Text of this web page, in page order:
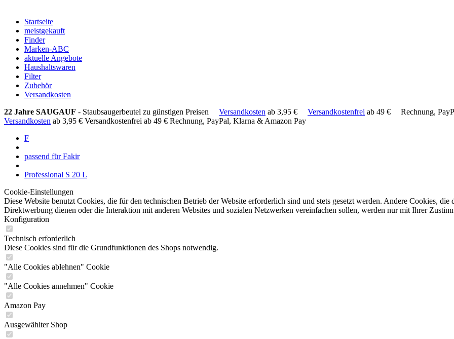
Startseite
meistgekauft
Finder
Marken-ABC
aktuelle Angebote
Haushaltswaren
Filter
Zubehör
Versandkosten
22 Jahre SAUGAUF - Staubsaugerbeutel zu günstigen Preisen Versandkosten ab 3,95 € Versandkostenfrei ab 49 €
Rechnung,
Versandkosten ab 3,95 € Versandkostenfrei ab 49 € Rechnung, PayPal, Klarna & Amazon Pay
F
passend für Fakir
Professional S 20 L
Cookie-Einstellungen
Diese Website benutzt Cookies, die für den technischen Betrieb der Website erforderlich sind und stets gesetzt werden. Andere Cookies,
Direktwerbung dienen oder die Interaktion mit anderen Websites und sozialen Netzwerken vereinfachen sollen, werden nur mit Ihrer
Konfiguration
Technisch erforderlich
Diese Cookies sind für die Grundfunktionen des Shops notwendig.
"Alle Cookies ablehnen" Cookie
"Alle Cookies annehmen" Cookie
Amazon Pay
Ausgewählter Shop